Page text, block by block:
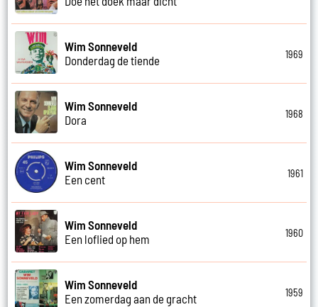
Wim Sonneveld
Donderdag de tiende
1969
Wim Sonneveld
Dora
1968
Wim Sonneveld
Een cent
1961
Wim Sonneveld
Een loflied op hem
1960
Wim Sonneveld
Een zomerdag aan de gracht
1959